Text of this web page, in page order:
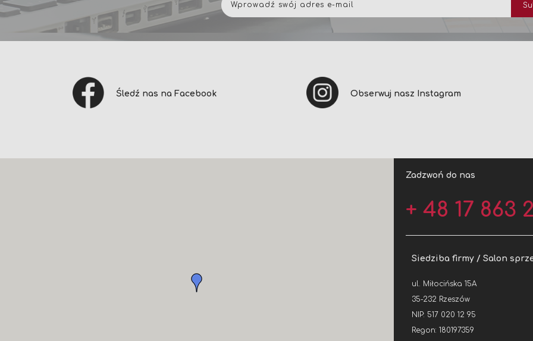
newsletter:
Śledź nas na Facebook Obserwuj nasz Instagram
Zadzwoń do nas
+ 48 17 863
Siedziba firmy / Salon
ul. Miłocińska 15A
35-232 Rzeszów
NIP: 517 020 12 95
Regon: 180197359